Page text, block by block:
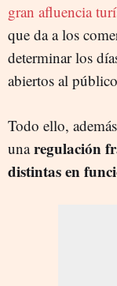
gran afluencia
que da a los
determinar los
abiertos al
Todo ello,
unaregulación
distintas en